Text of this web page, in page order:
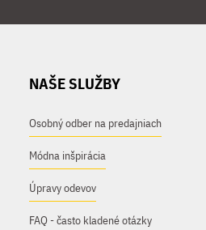
NAŠE SLUŽBY
Osobný odber na predajniach
Módna inšpirácia
Úpravy odevov
FAQ - často kladené otázky